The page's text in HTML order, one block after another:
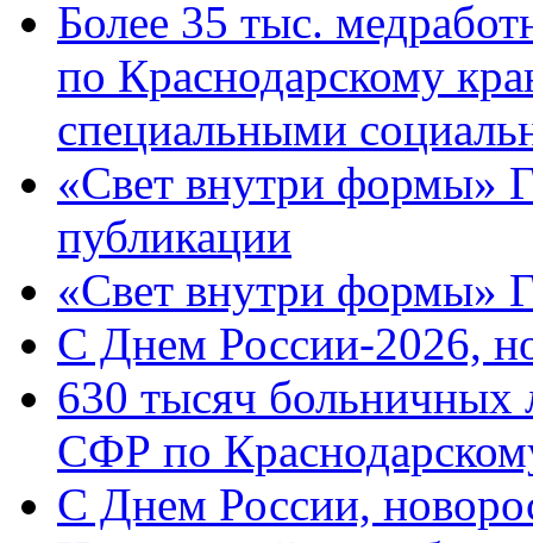
Более 35 тыс.
по Краснодарскому
специальными
«Свет внутри формы»
публикации
«Свет внутри формы»
C Днем России-2026,
630 тысяч больничных
СФР по
C Днем России,